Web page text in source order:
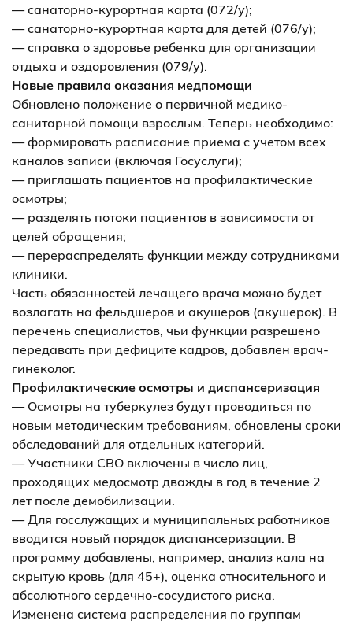
— санаторно-курортная карта (072/у);
— санаторно-курортная карта для детей (076/у);
— справка о здоровье ребенка для организации
отдыха и оздоровления (079/у).
Новые правила оказания медпомощи
Обновлено положение о первичной медико-
санитарной помощи взрослым. Теперь необходимо:
— формировать расписание приема с учетом всех
каналов записи (включая Госуслуги);
— приглашать пациентов на профилактические
осмотры;
— разделять потоки пациентов в зависимости от
целей обращения;
— перераспределять функции между сотрудниками
клиники.
Часть обязанностей лечащего врача можно будет
возлагать на фельдшеров и акушеров (акушерок). В
перечень специалистов, чьи функции разрешено
передавать при дефиците кадров, добавлен врач-
гинеколог.
Профилактические осмотры и диспансеризация
— Осмотры на туберкулез будут проводиться по
новым методическим требованиям, обновлены сроки
обследований для отдельных категорий.
— Участники СВО включены в число лиц,
проходящих медосмотр дважды в год в течение 2
лет после демобилизации.
— Для госслужащих и муниципальных работников
вводится новый порядок диспансеризации. В
программу добавлены, например, анализ кала на
скрытую кровь (для 45+), оценка относительного и
абсолютного сердечно-сосудистого риска.
Изменена система распределения по группам